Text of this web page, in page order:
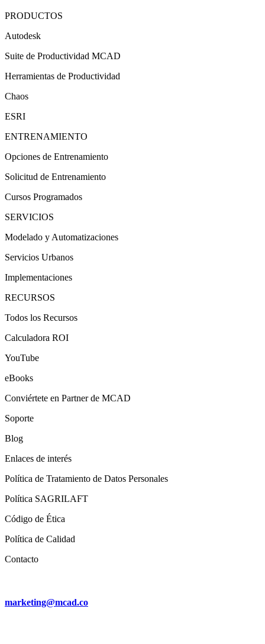
PRODUCTOS
Autodesk
Suite de Productividad MCAD
Herramientas de Productividad
Chaos
ESRI
ENTRENAMIENTO
Opciones de Entrenamiento
Solicitud de Entrenamiento
Cursos Programados
SERVICIOS
Modelado y Automatizaciones
Servicios Urbanos
Implementaciones
RECURSOS
Todos los Recursos
Calculadora ROI
YouTube
eBooks
Conviértete en Partner de MCAD
Soporte
Blog
Enlaces de interés
Política de Tratamiento de Datos Personales
Política SAGRILAFT
Código de Ética
Política de Calidad
Contacto
marketing@mcad.co